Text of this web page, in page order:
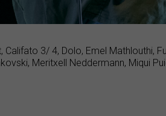
Califato 3/ 4, Dolo, Emel Mathlouthi,
Meritxell Neddermann, Miqui